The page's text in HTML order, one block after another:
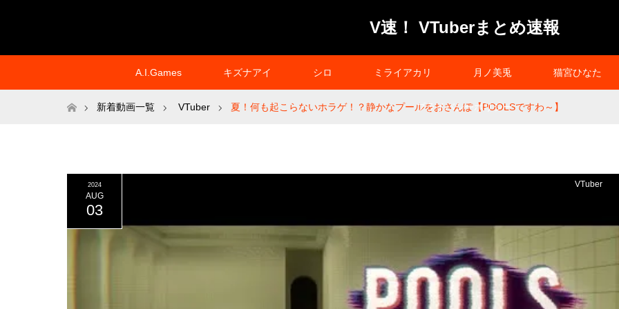
V速！ VTuberまとめ速報
A.I.Games キズナアイ シロ ミライアカリ 月ノ美兎 猫宮ひなた
プライバシーポリシー
ホーム新着動画一覧 VTuber 夏！何も起こらないホラゲ！？静かなプールをおさんぽ【POOLSですわ～】
2024
AUG
03
VTuber